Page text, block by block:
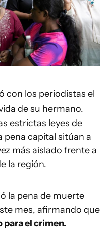
con los periodistas el
de su hermano.
estrictas leyes de
pena capital sitúan a
más aislado frente a
la región.
la pena de muerte
mes, afirmando que
para el crimen.